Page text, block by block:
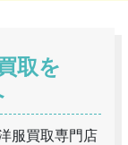
取を
服買取専門店